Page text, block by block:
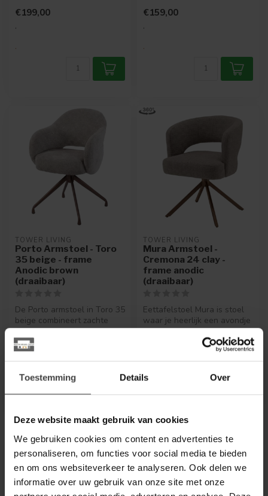
Toestemming Details Over
Deze website maakt gebruik van cookies
We gebruiken cookies om content en advertenties te
personaliseren, om functies voor social media te bieden
en om ons websiteverkeer te analyseren. Ook delen we
informatie over uw gebruik van onze site met onze
€199,00
.
.
comfor...
€159,00
.
.
TOWER LIVING
Porto Armstoel - Toro
35 beige - frame
Anodic brown
(draaibaar)
De Porto armstoel in Toro 35
beige combineert zachte
elegantie met ultiem
comfor...
€159,00
.
TOWER LIVING
Mura Armstoel -
Cremona 24 clay -
frame anodic
(draaibaar)
Eettafelstoel Mura is stoel
waar je heerlijk een avondje
op kan zitten. Lekker l...
.